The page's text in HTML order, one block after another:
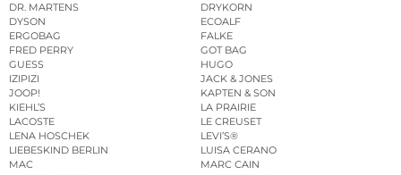
DR. MARTENS
DRYKORN
DYSON
ECOALF
ERGOBAG
FALKE
FRED PERRY
GOT BAG
GUESS
HUGO
IZIPIZI
JACK & JONES
JOOP!
KAPTEN & SON
KIEHL’S
LA PRAIRIE
LACOSTE
LE CREUSET
LENA HOSCHEK
LEVI’S®
LIEBESKIND BERLIN
LUISA CERANO
MAC
MARC CAIN